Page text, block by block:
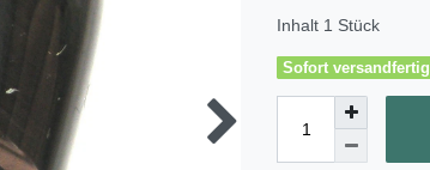
Inhalt 1 Stück
Sofort